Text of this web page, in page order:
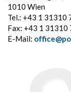
1010 Wien
Tel.: +43 1 31310
Fax: +43 1 31310
E-Mail: